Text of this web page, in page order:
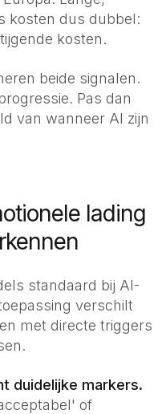
kosten dus dubbel:
kosten.
beide signalen.
Pas dan
van wanneer AI zijn
lading
standaard bij AI-
verschilt
met directe triggers
duidelijke markers.
of